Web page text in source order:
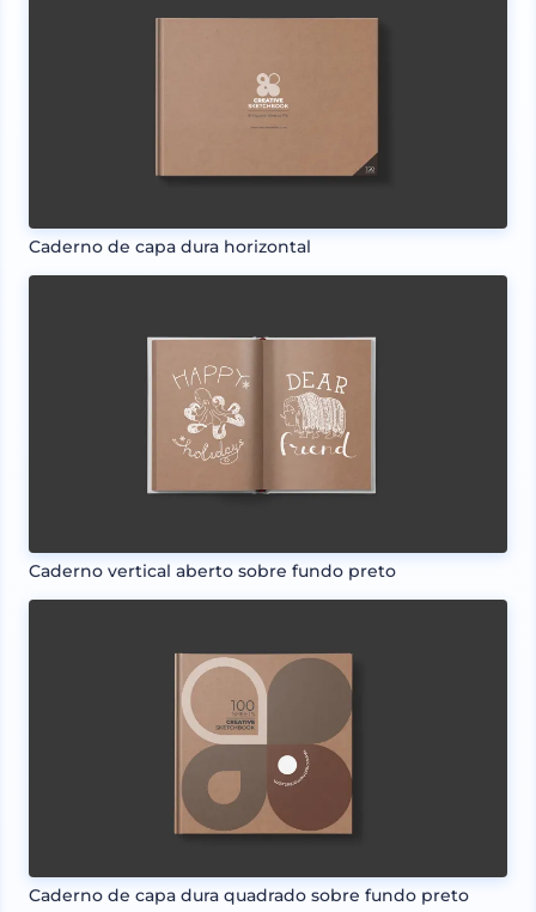
Caderno de capa dura horizontal
Caderno vertical aberto sobre fundo preto
Caderno de capa dura quadrado sobre fundo preto